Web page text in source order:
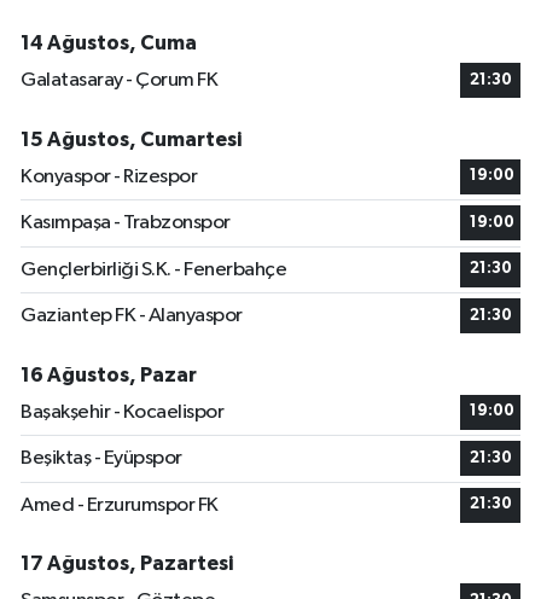
14 Ağustos, Cuma
Galatasaray - Çorum FK
21:30
15 Ağustos, Cumartesi
Konyaspor - Rizespor
19:00
Kasımpaşa - Trabzonspor 19:00
Gençlerbirliği S.K. - Fenerbahçe 21:30
Gaziantep FK - Alanyaspor 21:30
16 Ağustos, Pazar
Başakşehir - Kocaelispor
19:00
Beşiktaş - Eyüpspor 21:30
Amed - Erzurumspor FK 21:30
17 Ağustos, Pazartesi